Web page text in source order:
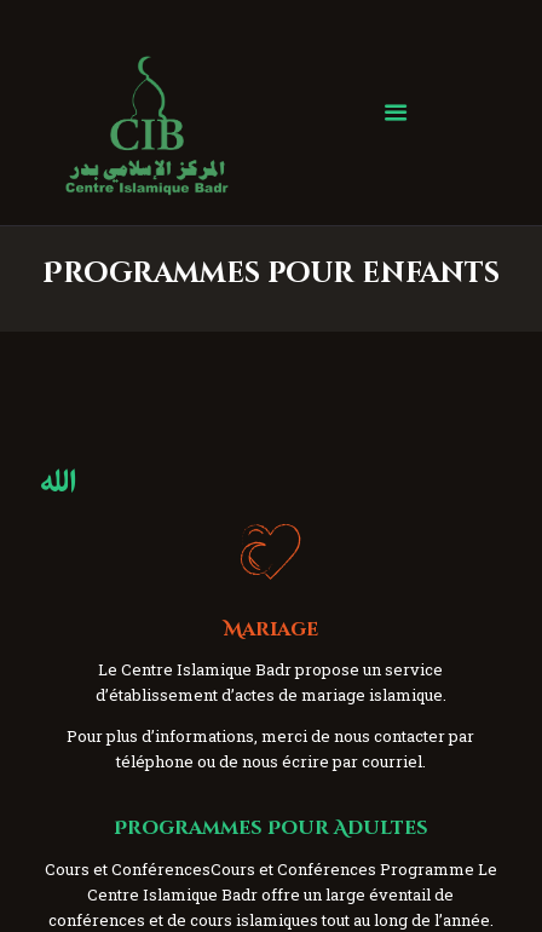
Programmes pour enfants
Centre Islamique Badr
Accueil
À propos
Services
Mariage
Le Centre Islamique Badr propose un service
d’établissement d’actes de mariage islamique.
Pour plus d’informations, merci de nous contacter par
téléphone ou de nous écrire par courriel.
Programmes Pour Adultes
Cours et ConférencesCours et Conférences Programme Le
Centre Islamique Badr offre un large éventail de
conférences et de cours islamiques tout au long de l’année.